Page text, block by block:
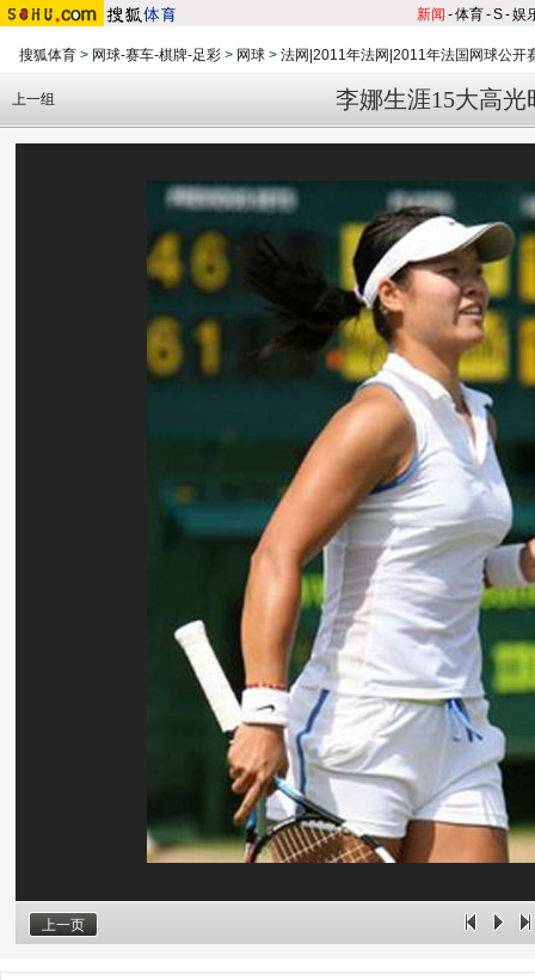
新闻 -体育-S-娱
搜狐体育 > 网球-赛车-棋牌-足彩 > 网球 > 法网|2011年法网|2011年法国网球公开
李娜生涯15大高
上一组
上一页